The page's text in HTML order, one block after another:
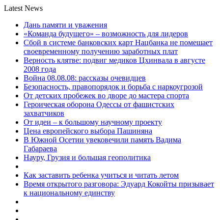
Latest News
Дань памяти и уважения
«Команда будущего» – возможность для лидеров
Сбой в системе банковских карт Нацбанка не помешает
своевременному получению заработных плат
Верность клятве: подвиг медиков Цхинвала в августе
2008 года
Война 08.08.08: рассказы очевидцев
Безопасность, правопорядок и борьба с наркоугрозой
От детских пробежек во дворе до мастера спорта
Героическая оборона Одессы от фашистских
захватчиков
От идеи – к большому научному проекту
Цена европейского выбора Пашиняна
В Южной Осетии увековечили память Вадима
Габараева
Науру, Грузия и большая геополитика
Как заставить ребенка учиться и читать летом
Время открытого разговора: Эдуард Кокойты призывает
к национальному единству